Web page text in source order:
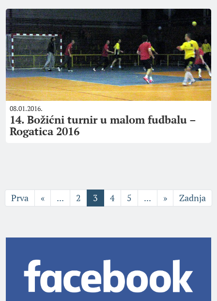
08.01.2016.
14. Božićni turnir u malom fudbalu –
Rogatica 2016
Prva « ... 2 3 4 5 ... » Zadnja